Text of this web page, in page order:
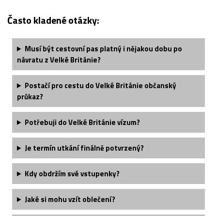
Často kladené otázky:
Musí být cestovní pas platný i nějakou dobu po
návratu z Velké Británie?
Postačí pro cestu do Velké Británie občanský
průkaz?
Potřebuji do Velké Británie vízum?
Je termín utkání finálně potvrzený?
Kdy obdržím své vstupenky?
Jaké si mohu vzít oblečení?